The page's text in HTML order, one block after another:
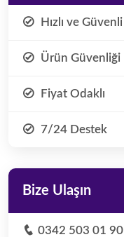
Hızlı ve Güvenli
Ürün Güvenliği
Fiyat Odaklı
7/24 Destek
Bize Ulaşın
0342 503 01 90